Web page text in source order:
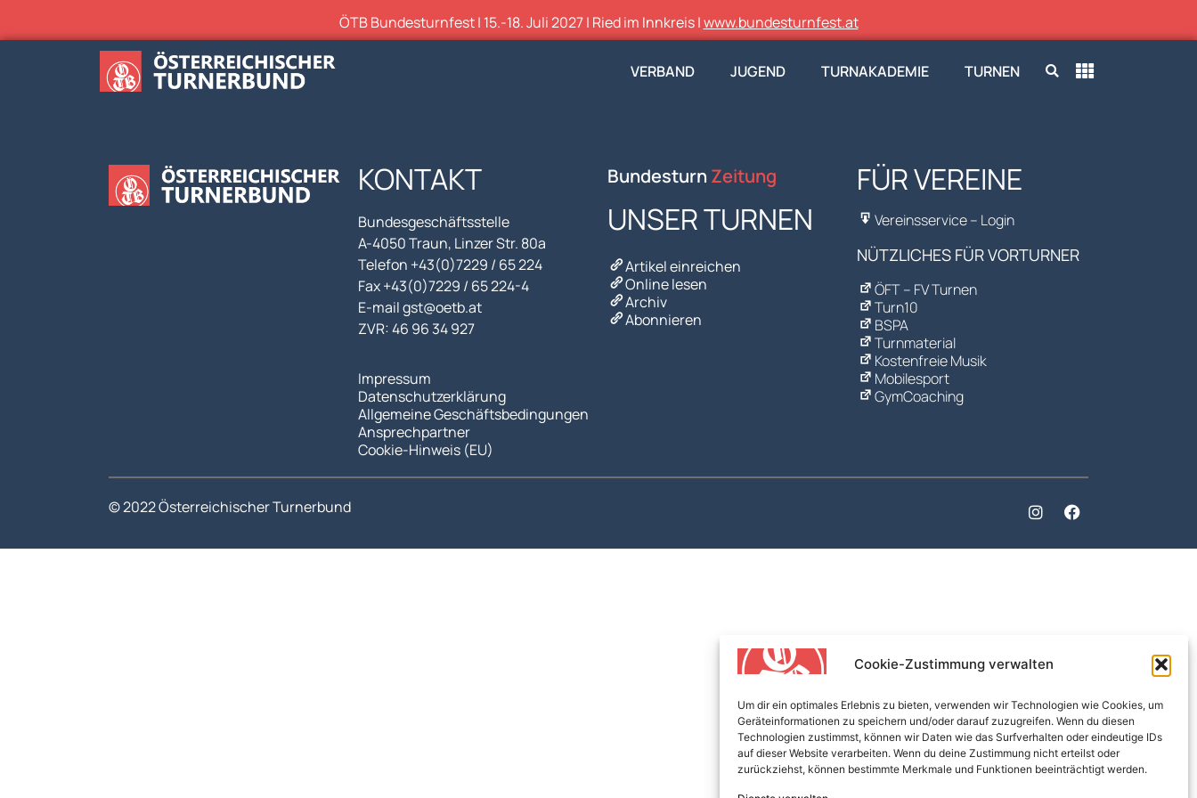
Cookie-Zustimmung verwalten
Um dir ein optimales Erlebnis zu bieten, verwenden wir Technologien wie Cookies, um
Geräteinformationen zu speichern und/oder darauf zuzugreifen. Wenn du diesen
Technologien zustimmst, können wir Daten wie das Surfverhalten oder eindeutige IDs
auf dieser Website verarbeiten. Wenn du deine Zustimmung nicht erteilst oder
zurückziehst, können bestimmte Merkmale und Funktionen beeinträchtigt werden.
ÖTB Bundesturnfest | 15.-18. Juli 2027 | Ried im Innkreis |www.bundesturnfest.at
VERBAND JUGEND TURNAKADEMIE TURNEN
KONTAKT
Bundesgeschäftsstelle
A-4050 Traun, Linzer Str. 80a
Telefon +43(0)7229 / 65 224
Fax +43(0)7229 / 65 224-4
E-mail gst@oetb.at
ZVR: 46 96 34 927
Impressum
Datenschutzerklärung
Allgemeine Geschäftsbedingungen
Ansprechpartner
Cookie-Hinweis (EU)
Bundesturn Zeitung
UNSER TURNEN
Artikel einreichen
Online lesen
Archiv
Abonnieren
FÜR VEREINE
Vereinsservice – Login
NÜTZLICHES FÜR VORTURNER
ÖFT – FV Turnen
Turn10
BSPA
Turnmaterial
Kostenfreie Musik
Mobilesport
GymCoaching
© 2022 Österreichischer Turnerbund